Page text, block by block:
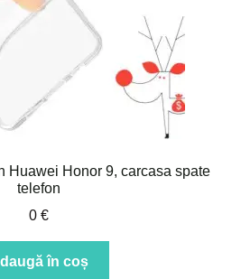
Huawei Honor 9, carcasa spate
telefon
0 €
în coș